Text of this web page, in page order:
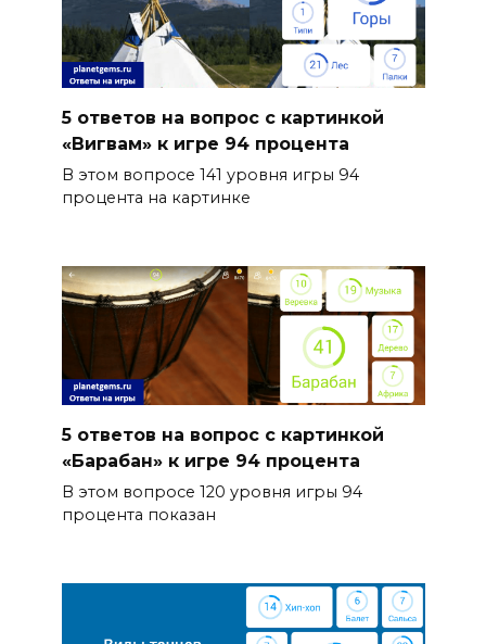
5 ответов на вопрос с картинкой
«Вигвам» к игре 94 процента
В этом вопросе 141 уровня игры 94
процента на картинке
5 ответов на вопрос с картинкой
«Барабан» к игре 94 процента
В этом вопросе 120 уровня игры 94
процента показан